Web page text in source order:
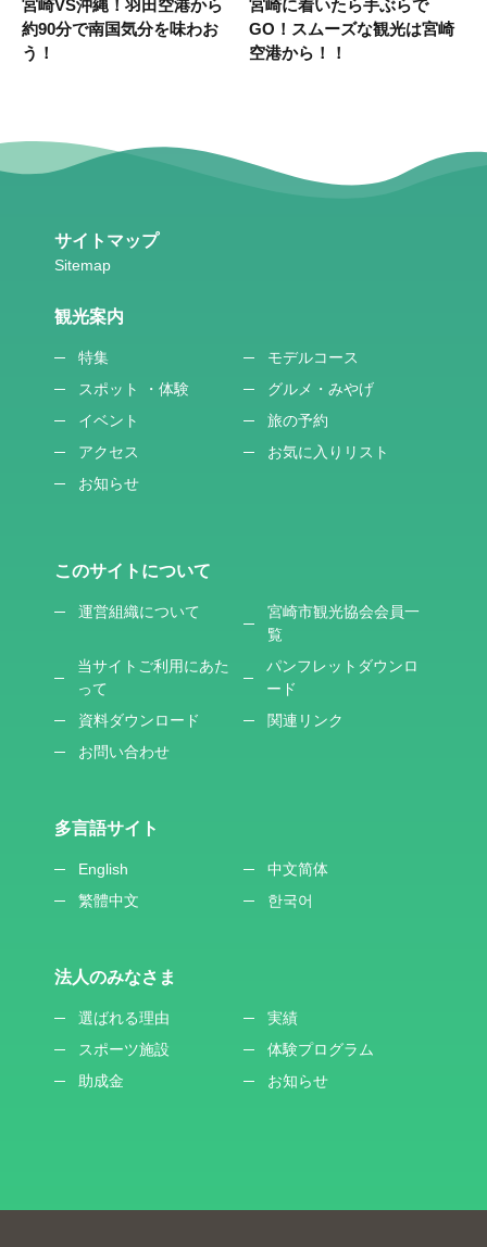
宮崎VS沖縄！羽田空港から
約90分で南国気分を味わお
う！
宮崎に着いたら手ぶらで
GO！スムーズな観光は宮崎
空港から！！
サイトマップ
観光案内
特集
モデルコース
スポット ・体験
グルメ・みやげ
イベント
旅の予約
アクセス
お気に入りリスト
お知らせ
このサイトについて
運営組織について
宮崎市観光協会会員一
覧
当サイトご利用にあた
って
パンフレットダウンロ
ード
資料ダウンロード
関連リンク
お問い合わせ
多言語サイト
English
中文简体
繁體中文
한국어
法人のみなさま
選ばれる理由
実績
スポーツ施設
体験プログラム
助成金
お知らせ